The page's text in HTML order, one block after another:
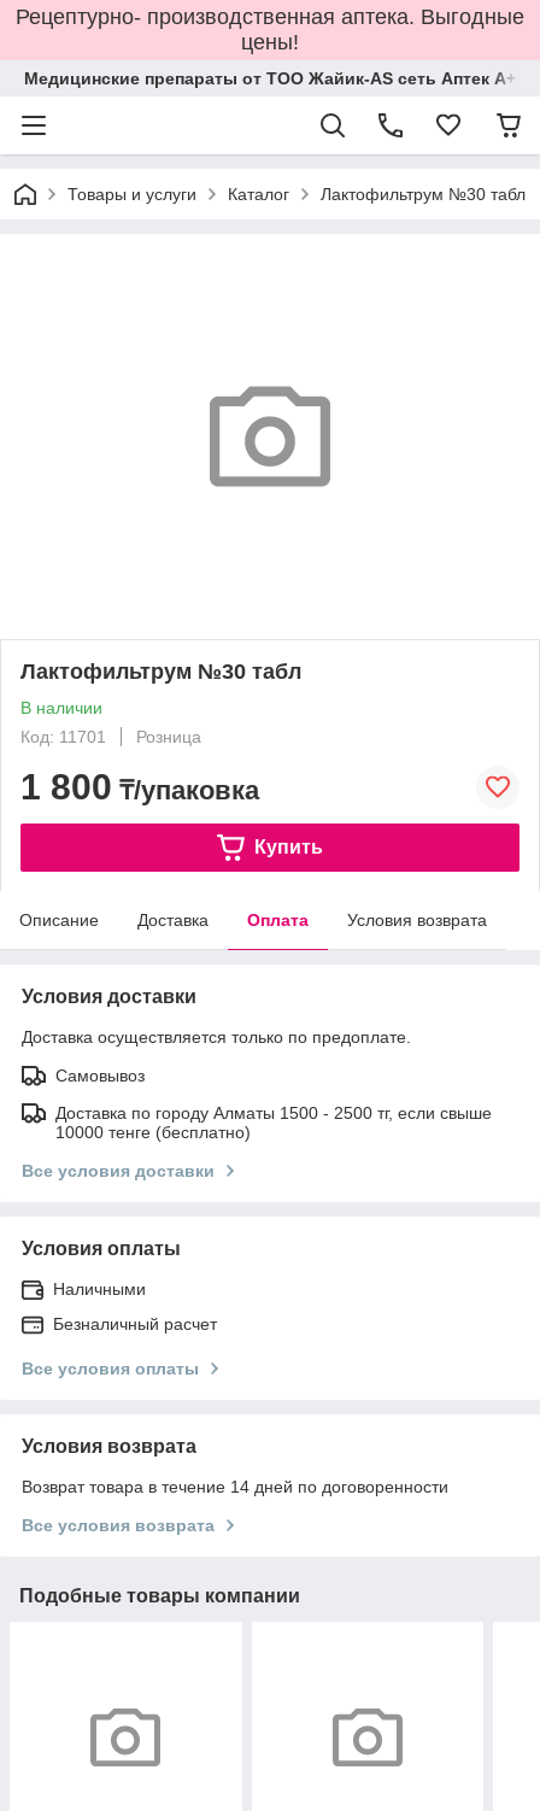
Рецептурно- производственная аптека. Выгодные
цены!
Медицинские препараты от ТОО Жайик-AS сеть Аптек А+
Товары и услуги Каталог Лактофильтрум №30 табл
Лактофильтрум №30 табл
В наличии
Код: 11701
Розница
1 800 ₸/упаковка
Купить
Описание Доставка Оплата Условия возврата
Условия доставки
Доставка осуществляется только по предоплате.
Самовывоз
Доставка по городу Алматы 1500 - 2500 тг, если свыше
10000 тенге (бесплатно)
Все условия доставки
Условия оплаты
Наличными
Безналичный расчет
Все условия оплаты
Условия возврата
Возврат товара в течение 14 дней по договоренности
Все условия возврата
Подобные товары компании